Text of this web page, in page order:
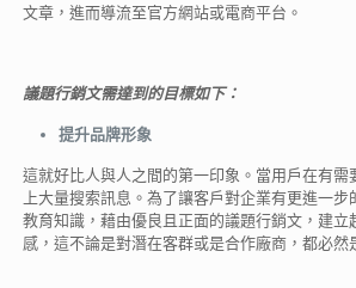
文章，進而導流至官方網站或電商平台。
議題行銷文需達到的目標如下：
提升品牌形象
這就好比人與人之間的第一印象。當用戶在有需
上大量搜索訊息。為了讓客戶對企業有更進一
教育知識，藉由優良且正面的議題行銷文，建立
感，這不論是對潛在客群或是合作廠商，都必然